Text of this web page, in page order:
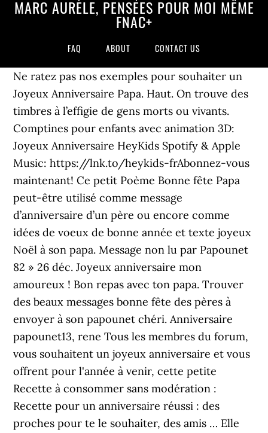
MARC AURÈLE, PENSÉES POUR MOI MÊME
FNAC+
FAQ ABOUT CONTACT US
Ne ratez pas nos exemples pour souhaiter un
Joyeux Anniversaire Papa. Haut. On trouve des
timbres à l’effigie de gens morts ou vivants.
Comptines pour enfants avec animation 3D:
Joyeux Anniversaire HeyKids Spotify & Apple
Music: https://lnk.to/heykids-frAbonnez-vous
maintenant! Ce petit Poème Bonne fête Papa
peut-être utilisé comme message
d’anniversaire d’un père ou encore comme
idées de voeux de bonne année et texte joyeux
Noël à son papa. Message non lu par Papounet
82 » 26 déc. Joyeux anniversaire mon
amoureux ! Bon repas avec ton papa. Trouver
des beaux messages bonne fête des pères à
envoyer à son papounet chéri. Anniversaire
papounet13, rene Tous les membres du forum,
vous souhaitent un joyeux anniversaire et vous
offrent pour l'année à venir, cette petite
Recette à consommer sans modération :
Recette pour un anniversaire réussi : des
proches pour te le souhaiter, des amis … Elle